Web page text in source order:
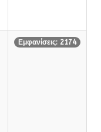
Εμφανίσεις: 2174